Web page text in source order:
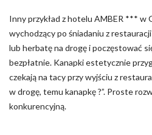
Inny przykład z hotelu AMBER *** w
wychodzący po śniadaniu z
lub herbatę na drogę i poczęstować
bezpłatnie. Kanapki estetycznie
czekają na tacy przy wyjściu z
w drogę, temu kanapkę ?”. Proste
konkurencyjną.